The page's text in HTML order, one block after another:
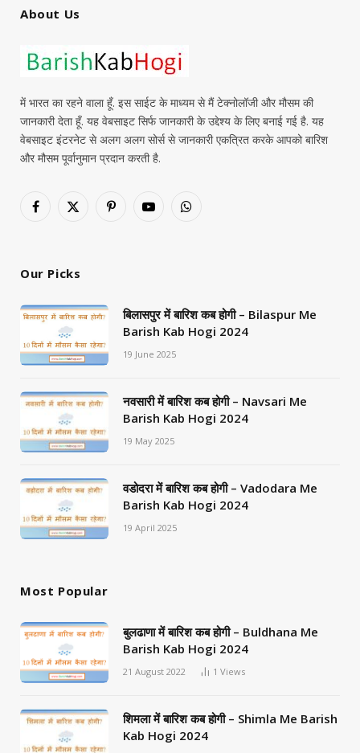
About Us
में भारत का रहने वाला हूँ. इस साईट के माध्यम से मैं टेक्नोलॉजी और मौसम की
जानकारी देता हूँ. यह वेबसाइट सिर्फ जानकारी के उद्देश्य के लिए बनाई गई है. यह
वेबसाइट इंटरनेट से अलग अलग सोर्स से जानकारी एकत्रित करके आपको बारिश
और मौसम पूर्वानुमान प्रदान करती है.
Facebook
X
PinterestYouTubeWhatsApp
Our Picks
बिलासपुर में बारिश कब होगी – Bilaspur Me
Barish Kab Hogi 2024
19 June 2025
नवसारी में बारिश कब होगी – Navsari Me
Barish Kab Hogi 2024
19 May 2025
वडोदरा में बारिश कब होगी – Vadodara Me
Barish Kab Hogi 2024
19 April 2025
Most Popular
बुलढाणा में बारिश कब होगी – Buldhana Me
Barish Kab Hogi 2024
21 August 2022 1 Views
शिमला में बारिश कब होगी – Shimla Me Barish
Kab Hogi 2024